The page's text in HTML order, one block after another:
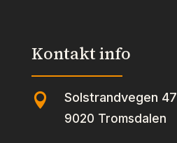
Kontakt info
 Solstrandvegen 47
9020 Tromsdalen